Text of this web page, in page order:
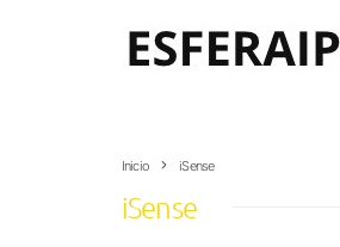
Inicio iSense
iSense